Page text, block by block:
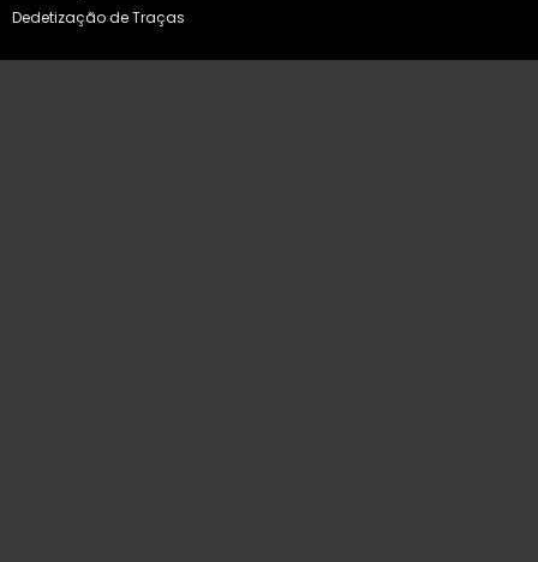
Dedetização de Traças